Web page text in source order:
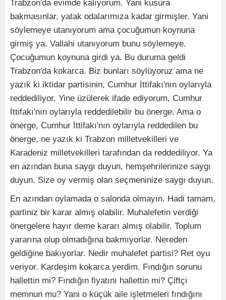
Trabzon'da evimde kalıyorum. Yani kusura
bakmasınlar, yatak odalarımıza kadar girmişler. Yani
söylemeye utanıyorum ama çocuğumun koynuna
girmiş ya. Vallahi utanıyorum bunu söylemeye.
Çocuğumun koynuna girdi ya. Bu duruma geldi
Trabzon'da kokarca. Biz bunları söylüyoruz ama ne
yazık ki iktidar partisinin, Cumhur İttifakı'nın oylarıyla
reddediliyor. Yine üzülerek ifade ediyorum, Cumhur
İttifakı'nın oylarıyla reddedilebilir bu önerge. Ama o
önerge, Cumhur İttifakı'nın oylarıyla reddedilen bu
önerge, ne yazık ki Trabzon milletvekilleri ve
Karadeniz milletvekilleri tarafından da reddediliyor. Ya
en azından buna saygı duyun, hemşehrilerinize saygı
duyun. Size oy vermiş olan seçmeninize saygı duyun.
En azından oylamada o salonda olmayın. Hadi tamam,
partiniz bir karar almış olabilir. Muhalefetin verdiği
önergelere hayır deme kararı almış olabilir. Toplum
yararına olup olmadığına bakmıyorlar. Nereden
geldiğine bakıyorlar. Nedir muhalefet partisi? Ret oyu
veriyor. Kardeşim kokarca yerdim. Fındığın sorunu
hallettin mi? Fındığın fiyatını hallettin mi? Çiftçi
memnun mu? Yani o küçük aile işletmeleri fındığını